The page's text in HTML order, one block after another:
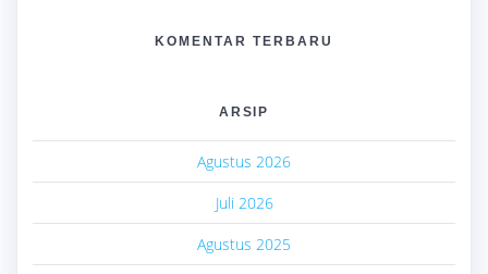
KOMENTAR TERBARU
ARSIP
Agustus 2026
Juli 2026
Agustus 2025